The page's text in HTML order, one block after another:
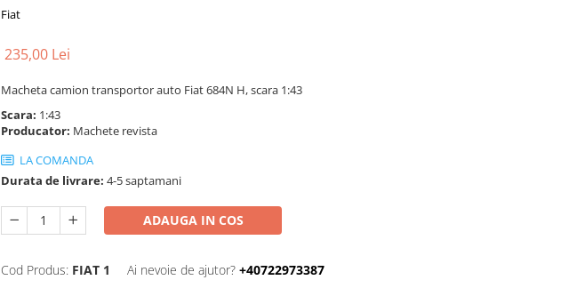
Fiat
235,00 Lei
Macheta camion transportor auto Fiat 684N H, scara 1:43
Scara: 1:43
Producator: Machete revista
LA COMANDA
Durata de livrare: 4-5 saptamani
ADAUGA IN COS
Cod Produs: FIAT 1 Ai nevoie de ajutor? +40722973387